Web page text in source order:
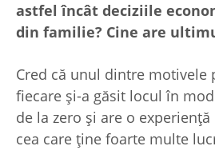
astfel încât deciziile
din familie? Cine are
Cred că unul dintre motivele
fiecare și-a găsit locul în
de la zero și are o
cea care ține foarte multe